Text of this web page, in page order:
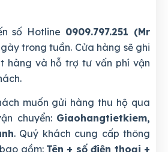
số Hotline 0909.797.251 (Mr
trong tuần. Cửa hàng sẽ ghi
hàng và hỗ trợ tư vấn phí vận
muốn gửi hàng thu hộ qua
chuyển: Giaohangtietkiem,
. Quý khách cung cấp thông
gồm: Tên + số điện thoại +